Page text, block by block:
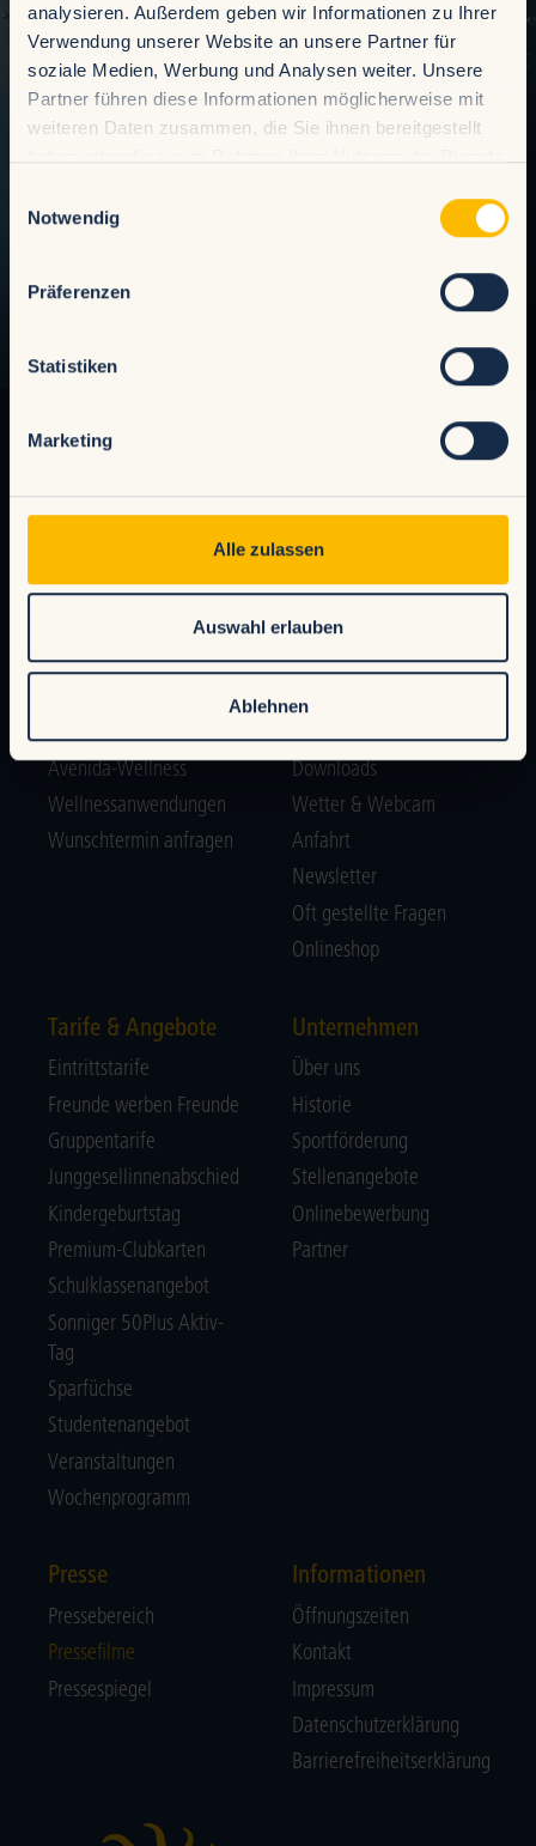
analysieren. Außerdem geben wir Informationen zu Ihrer
Verwendung unserer Website an unsere Partner für
soziale Medien, Werbung und Analysen weiter. Unsere
Partner führen diese Informationen möglicherweise mit
weiteren Daten zusammen, die Sie ihnen bereitgestellt
Notwendig
Präferenzen
Statistiken
Marketing
Alle zulassen
Auswahl erlauben
Ablehnen
Thermenwelt
Außenbereich
Saunenvielfalt
Ruhe & Regeneration
Avenida-Wellness
Wellnessanwendungen
Wunschtermin anfragen
Downloads
Wetter & Webcam
Anfahrt
Newsletter
Oft gestellte Fragen
Onlineshop
Tarife & Angebote
Eintrittstarife
Freunde werben Freunde
Gruppentarife
Junggesellinnenabschied
Kindergeburtstag
Premium-Clubkarten
Schulklassenangebot
Sonniger 50Plus Aktiv-
Tag
Sparfüchse
Studentenangebot
Veranstaltungen
Wochenprogramm
Unternehmen
Über uns
Historie
Sportförderung
Stellenangebote
Onlinebewerbung
Partner
Presse
Pressebereich
Pressefilme
Pressespiegel
Informationen
Öffnungszeiten
Kontakt
Impressum
Datenschutzerklärung
Barrierefreiheitserklärung